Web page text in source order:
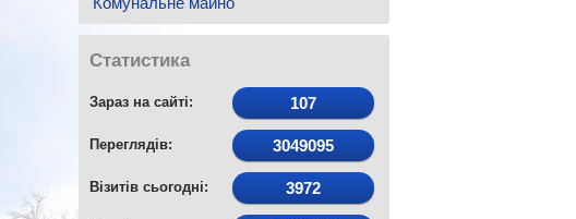
Статистика
Зараз на сайті: 107
Переглядів: 3049095
Візитів сьогодні: 3972